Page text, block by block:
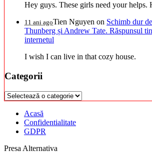
Hey guys. These girls need your helps.
11 ani agoTien Nguyen on Schimb dur
Thunberg și Andrew Tate. Răspunsul
internetul
I wish I can live in that cozy house.
Categorii
Categorii
Acasă
Confidentialitate
GDPR
Presa Alternativa